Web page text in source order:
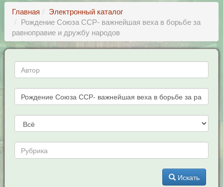
Главная
Электронный каталог
Рождение Союза ССР- важнейшая веха в борьбе за
равноправие и дружбу народов
Искать